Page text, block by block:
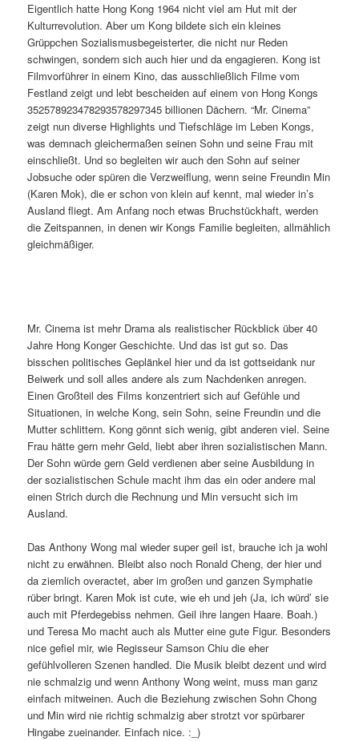
Eigentlich hatte Hong Kong 1964 nicht viel am Hut mit der
Kulturrevolution. Aber um Kong bildete sich ein kleines
Grüppchen Sozialismusbegeisterter, die nicht nur Reden
schwingen, sondern sich auch hier und da engagieren. Kong ist
Filmvorführer in einem Kino, das ausschließlich Filme vom
Festland zeigt und lebt bescheiden auf einem von Hong Kongs
352578923478293578297345 billionen Dächern. “Mr. Cinema”
zeigt nun diverse Highlights und Tiefschläge im Leben Kongs,
was demnach gleichermaßen seinen Sohn und seine Frau mit
einschließt. Und so begleiten wir auch den Sohn auf seiner
Jobsuche oder spüren die Verzweiflung, wenn seine Freundin Min
(Karen Mok), die er schon von klein auf kennt, mal wieder in’s
Ausland fliegt. Am Anfang noch etwas Bruchstückhaft, werden
die Zeitspannen, in denen wir Kongs Familie begleiten, allmählich
gleichmäßiger.
Mr. Cinema ist mehr Drama als realistischer Rückblick über 40
Jahre Hong Konger Geschichte. Und das ist gut so. Das
bisschen politisches Geplänkel hier und da ist gottseidank nur
Beiwerk und soll alles andere als zum Nachdenken anregen.
Einen Großteil des Films konzentriert sich auf Gefühle und
Situationen, in welche Kong, sein Sohn, seine Freundin und die
Mutter schlittern. Kong gönnt sich wenig, gibt anderen viel. Seine
Frau hätte gern mehr Geld, liebt aber ihren sozialistischen Mann.
Der Sohn würde gern Geld verdienen aber seine Ausbildung in
der sozialistischen Schule macht ihm das ein oder andere mal
einen Strich durch die Rechnung und Min versucht sich im
Ausland.
Das Anthony Wong mal wieder super geil ist, brauche ich ja wohl
nicht zu erwähnen. Bleibt also noch Ronald Cheng, der hier und
da ziemlich overactet, aber im großen und ganzen Symphatie
rüber bringt. Karen Mok ist cute, wie eh und jeh (Ja, ich würd’ sie
auch mit Pferdegebiss nehmen. Geil ihre langen Haare. Boah.)
und Teresa Mo macht auch als Mutter eine gute Figur. Besonders
nice gefiel mir, wie Regisseur Samson Chiu die eher
gefühlvolleren Szenen handled. Die Musik bleibt dezent und wird
nie schmalzig und wenn Anthony Wong weint, muss man ganz
einfach mitweinen. Auch die Beziehung zwischen Sohn Chong
und Min wird nie richtig schmalzig aber strotzt vor spürbarer
Hingabe zueinander. Einfach nice. :_)